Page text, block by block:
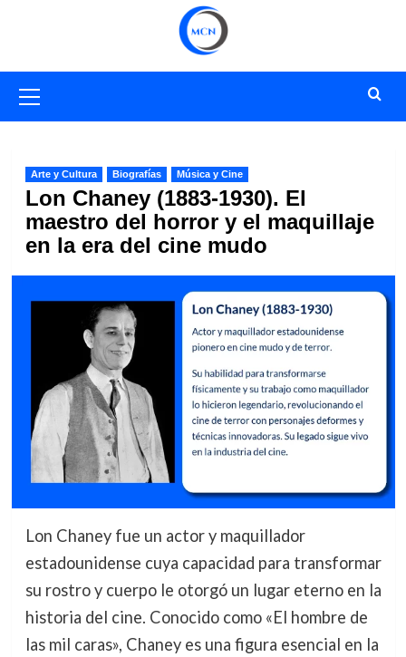
primario
Arte y Cultura Biografías Música y Cine
Lon Chaney (1883-1930). El
maestro del horror y el maquillaje
en la era del cine mudo
Lon Chaney fue un actor y maquillador
estadounidense cuya capacidad para transformar
su rostro y cuerpo le otorgó un lugar eterno en la
historia del cine. Conocido como «El hombre de
las mil caras», Chaney es una figura esencial en la